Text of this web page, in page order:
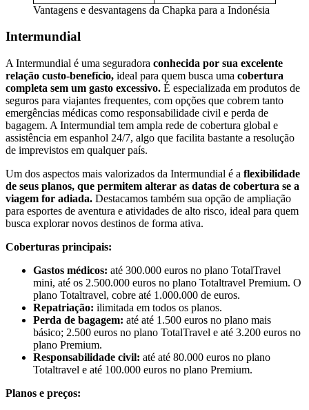
Vantagens e desvantagens da Chapka para a Indonésia
Intermundial
A Intermundial é uma seguradora conhecida por sua excelente
relação custo-benefício, ideal para quem busca uma cobertura
completa sem um gasto excessivo. É especializada em produtos de
seguros para viajantes frequentes, com opções que cobrem tanto
emergências médicas como responsabilidade civil e perda de
bagagem. A Intermundial tem ampla rede de cobertura global e
assistência em espanhol 24/7, algo que facilita bastante a resolução
de imprevistos em qualquer país.
Um dos aspectos mais valorizados da Intermundial é a flexibilidade
de seus planos, que permitem alterar as datas de cobertura se a
viagem for adiada. Destacamos também sua opção de ampliação
para esportes de aventura e atividades de alto risco, ideal para quem
busca explorar novos destinos de forma ativa.
Coberturas principais:
Gastos médicos: até 300.000 euros no plano TotalTravel
mini, até os 2.500.000 euros no plano Totaltravel Premium. O
plano Totaltravel, cobre até 1.000.000 de euros.
Repatriação: ilimitada em todos os planos.
Perda de bagagem: até até 1.500 euros no plano mais
básico; 2.500 euros no plano TotalTravel e até 3.200 euros no
plano Premium.
Responsabilidade civil: até até 80.000 euros no plano
Totaltravel e até 100.000 euros no plano Premium.
Planos e preços: